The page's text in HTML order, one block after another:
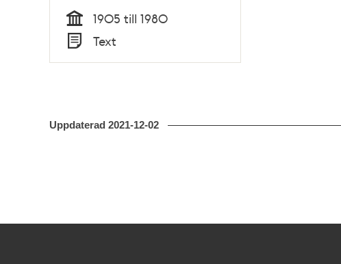
Tid
1905 till 1980
Typ
Text
Uppdaterad 2021-12-02